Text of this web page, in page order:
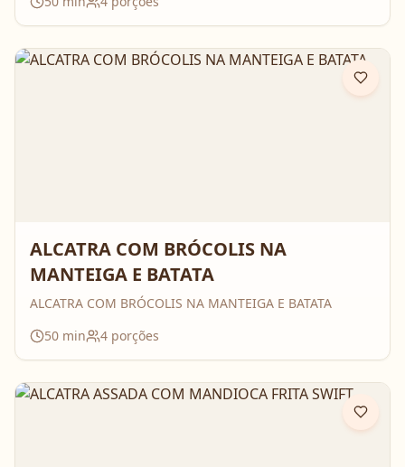
ALCATRA COM BRÓCOLIS NA
MANTEIGA E BATATA
ALCATRA COM BRÓCOLIS NA MANTEIGA E BATATA
50 min 4 porções